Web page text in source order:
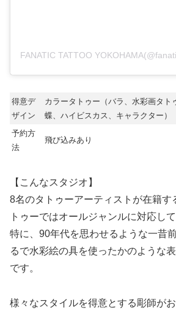
得意デ
ザイン
カラータトゥー（バラ、水彩画タト
蝶、ハイビスカス、キャラクター）
予約方
法
飛び込みあり
【こんなスタジオ】
8名のタトゥーアーティストが在籍す
トゥーではオールジャンルに対応して
特に、90年代を思わせるような一昔
るで水彩絵の具を使ったかのような
です。
様々なスタイルを得意とする彫師が